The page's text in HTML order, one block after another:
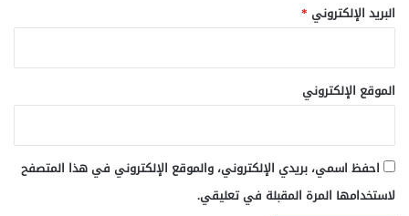
البريد الإلكتروني *
الموقع الإلكتروني
احفظ اسمي، بريدي الإلكتروني، والموقع الإلكتروني في هذا المتصفح
لاستخدامها المرة المقبلة في تعليقي.